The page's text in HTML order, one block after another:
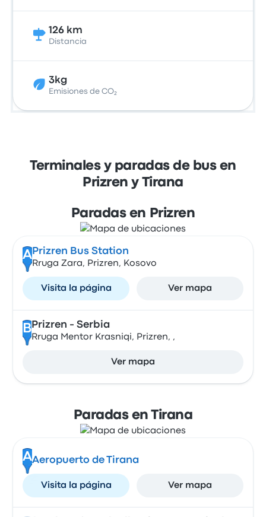
126 km
Distancia
3kg
Emisiones de CO₂
Terminales y paradas de bus en
Prizren y Tirana
Paradas en Prizren
A Prizren Bus Station
Rruga Zara, Prizren, Kosovo
Visita la página Ver mapa
B Prizren - Serbia
Rruga Mentor Krasniqi, Prizren, ,
Ver mapa
Paradas en Tirana
AAeropuerto de Tirana
Visita la página Ver mapa